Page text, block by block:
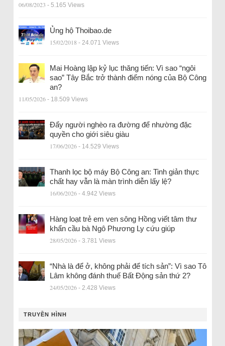
06/08/2023 - 5.165 Views
Ủng hộ Thoibao.de
15/02/2018 - 24.071 Views
Mai Hoàng lập kỷ lục thăng tiến: Vì sao “ngôi
sao” Tây Bắc trở thành điểm nóng của Bộ Công
an?
11/05/2026 - 18.509 Views
Đẩy người nghèo ra đường để nhường đặc
quyền cho giới siêu giàu
17/06/2026 - 14.529 Views
Thanh lọc bộ máy Bộ Công an: Tinh giản thực
chất hay vẫn là màn trình diễn lấy lệ?
16/06/2026 - 4.942 Views
Hàng loạt trẻ em ven sông Hồng viết tâm thư
khẩn cầu bà Ngô Phương Ly cứu giúp
28/05/2026 - 3.781 Views
“Nhà là để ở, không phải để tích sản”: Vì sao Tô
Lâm không đánh thuế Bất Động sản thứ 2?
24/05/2026 - 2.428 Views
TRUYỀN HÌNH